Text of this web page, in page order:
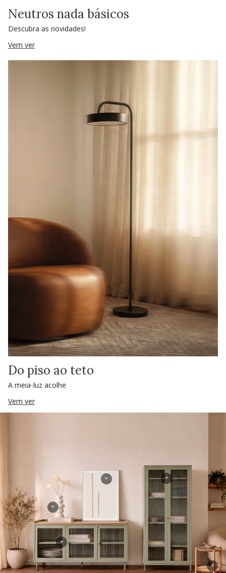
Neutros nada básicos
Descubra as novidades!
Vem ver
Do piso ao teto
A meia-luz acolhe
Vem ver
+
+
+
+
+